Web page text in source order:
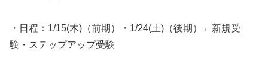
・日程：1/15(木)（前期）・1/24(土)（後期）←新規受
験・ステップアップ受験